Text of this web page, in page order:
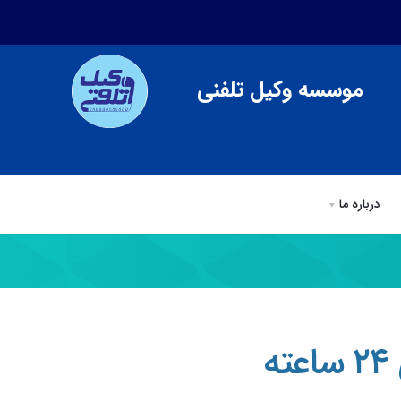
موسسه وکیل تلفنی
درباره ما